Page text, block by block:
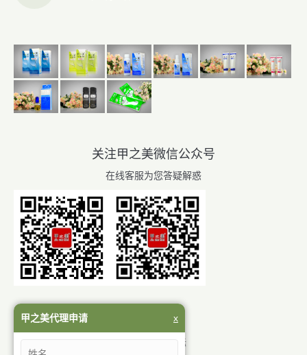
关注甲之美微信公众号
在线客服为您答疑解惑
岳阳市甲之美生物科技有限公司
地址：岳阳市岳阳楼区青年中路华城国际
甲之美代理申请 x